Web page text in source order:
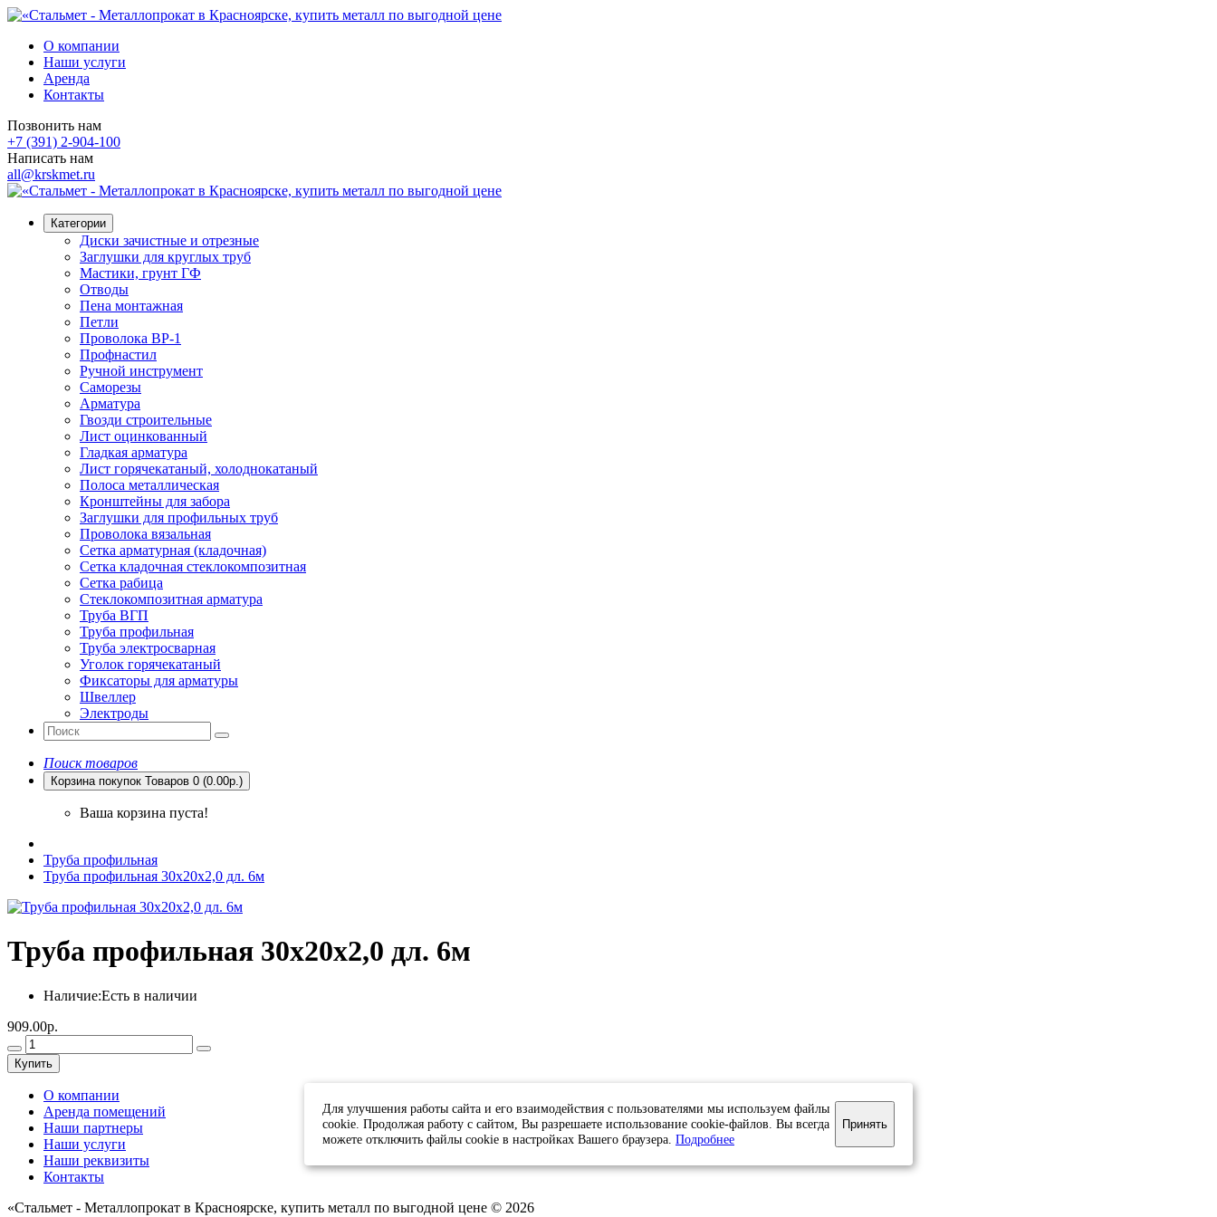
О компании
Наши услуги
Аренда
Контакты
Позвонить нам
+7 (391) 2-904-100
Написать нам
all@krskmet.ru
Категории
Диски зачистные и отрезные
Заглушки для круглых труб
Мастики, грунт ГФ
Отводы
Пена монтажная
Петли
Проволока ВР-1
Профнастил
Ручной инструмент
Саморезы
Арматура
Гвозди строительные
Лист оцинкованный
Гладкая арматура
Лист горячекатаный, холоднокатаный
Полоса металлическая
Кронштейны для забора
Заглушки для профильных труб
Проволока вязальная
Сетка арматурная (кладочная)
Сетка кладочная стеклокомпозитная
Сетка рабица
Стеклокомпозитная арматура
Труба ВГП
Труба профильная
Труба электросварная
Уголок горячекатаный
Фиксаторы для арматуры
Швеллер
Электроды
Поиск товаров
Корзина покупок Товаров 0 (0.00р.)
Ваша корзина пуста!
Труба профильная
Труба профильная 30х20х2,0 дл. 6м
Труба профильная 30х20х2,0 дл. 6м
Наличие:Есть в наличии
909.00р.
Купить
О компании
Аренда помещений
Наши партнеры
Наши услуги
Наши реквизиты
Контакты
«Стальмет - Металлопрокат в Красноярске, купить металл по выгодной цене © 2026
Для улучшения работы сайта и его взаимодействия с пользователями мы используем файлы
cookie. Продолжая работу с сайтом, Вы разрешаете использование cookie-файлов. Вы всегда
можете отключить файлы cookie в настройках Вашего браузера. Подробнее
Принять